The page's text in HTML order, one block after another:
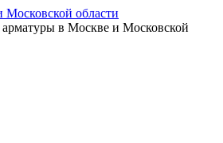
в Москве и Московской